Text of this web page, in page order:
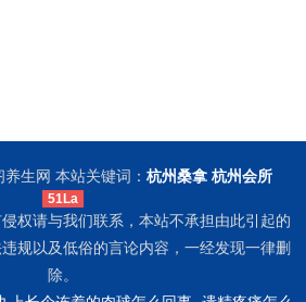
生网 本站关键词： 杭州桑拿 杭州会所
51La
权请与我们联系，本站不承担由此引起的
规以及低俗的言论内容，一经发现一律删
除。